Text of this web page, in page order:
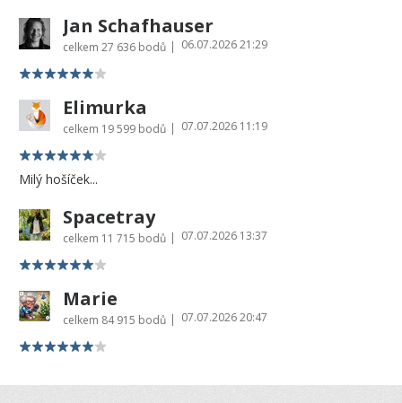
Jan Schafhauser
celkem 27 636 bodů | 06.07.2026 21:29
Elimurka
celkem 19 599 bodů | 07.07.2026 11:19
Milý hošíček...
Spacetray
celkem 11 715 bodů | 07.07.2026 13:37
Marie
celkem 84 915 bodů | 07.07.2026 20:47